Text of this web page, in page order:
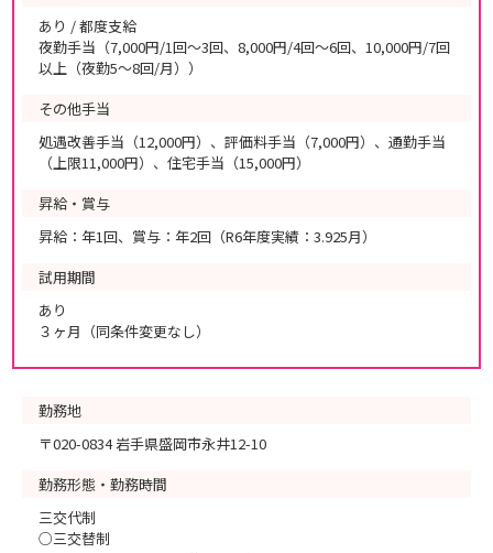
あり / 都度支給
夜勤手当（7,000円/1回～3回、8,000円/4回～6回、10,000円/7回
以上（夜勤5～8回/月））
その他手当
処遇改善手当（12,000円）、評価料手当（7,000円）、通勤手当
（上限11,000円）、住宅手当（15,000円）
昇給・賞与
昇給：年1回、賞与：年2回（R6年度実績：3.925月）
試用期間
あり
３ヶ月（同条件変更なし）
勤務地
〒020-0834 岩手県盛岡市永井12-10
勤務形態・勤務時間
三交代制
○三交替制